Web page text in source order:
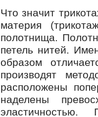
Что значит
материя
полотнища.
петель нитей.
образом
производят
расположены
наделены